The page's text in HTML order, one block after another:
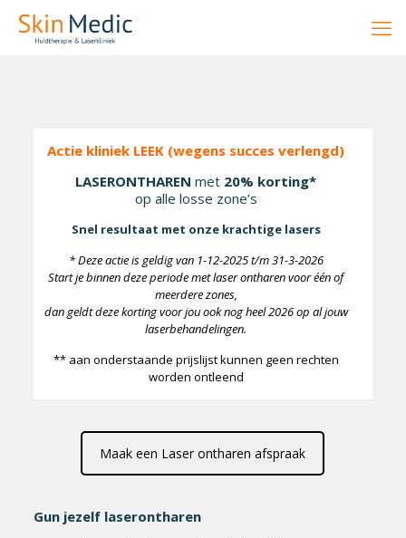
Actie kliniek LEEK (wegens succes verlengd)
LASERONTHAREN met 20% korting*
op alle losse zone’s
Snel resultaat met onze krachtige lasers
* Deze actie is geldig van 1-12-2025 t/m 31-3-2026
Start je binnen deze periode met laser ontharen voor één of
meerdere zones,
dan geldt deze korting voor jou ook nog heel 2026 op al jouw
laserbehandelingen.
** aan onderstaande prijslijst kunnen geen rechten
worden ontleend
Maak een Laser ontharen afspraak
Gun jezelf laserontharen